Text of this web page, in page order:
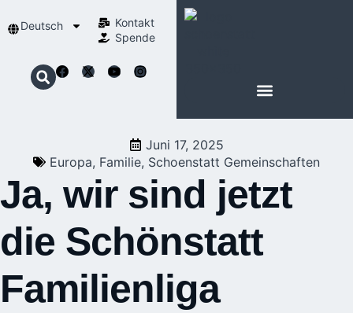
Deutsch
Kontakt
Spende
Juni 17, 2025
Europa, Familie, Schoenstatt Gemeinschaften
Ja, wir sind jetzt
die Schönstatt
Familienliga